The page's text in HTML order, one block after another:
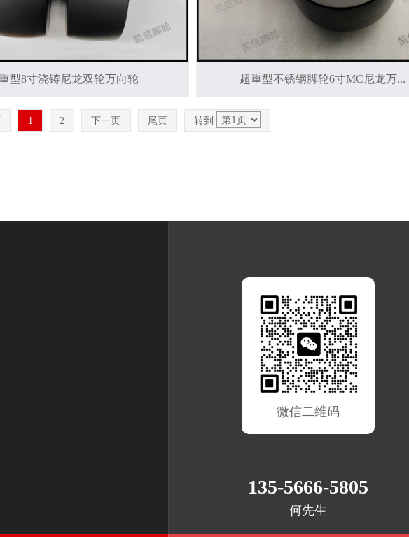
型8寸浇铸尼龙双轮万向轮 超重型不锈钢脚轮6寸MC尼龙万...
1 2 下一页 尾页 转到
微信二维码
135-5666-5805
何先生